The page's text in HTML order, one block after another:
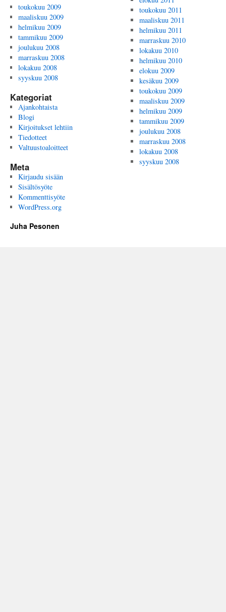
toukokuu 2009
maaliskuu 2009
helmikuu 2009
tammikuu 2009
joulukuu 2008
marraskuu 2008
lokakuu 2008
syyskuu 2008
Kategoriat
Ajankohtaista
Blogi
Kirjoitukset lehtiin
Tiedotteet
Valtuustoaloitteet
Meta
Kirjaudu sisään
Sisältösyöte
Kommenttisyöte
WordPress.org
toukokuu 2011
maaliskuu 2011
helmikuu 2011
marraskuu 2010
lokakuu 2010
helmikuu 2010
elokuu 2009
kesäkuu 2009
toukokuu 2009
maaliskuu 2009
helmikuu 2009
tammikuu 2009
joulukuu 2008
marraskuu 2008
lokakuu 2008
syyskuu 2008
Juha Pesonen